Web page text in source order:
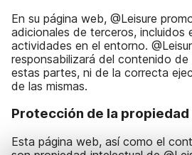
En su página web, @Leisure
adicionales de terceros, incluidos
actividades en el entorno.
responsabilizará del contenido
estas partes, ni de la correcta
de las mismas.
Protección de la
Esta página web, así como el